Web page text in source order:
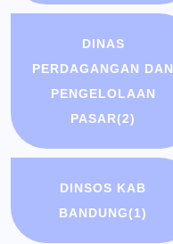
DINAS
PERDAGANGAN DAN
PENGELOLAAN
PASAR(2)
DINSOS KAB
BANDUNG(1)